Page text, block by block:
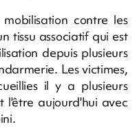
contre les
tissu associatif qui est
depuis plusieurs
Les victimes,
il y a plusieurs
l'être aujourd'hui avec